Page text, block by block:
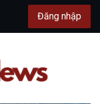
Đăng nhập